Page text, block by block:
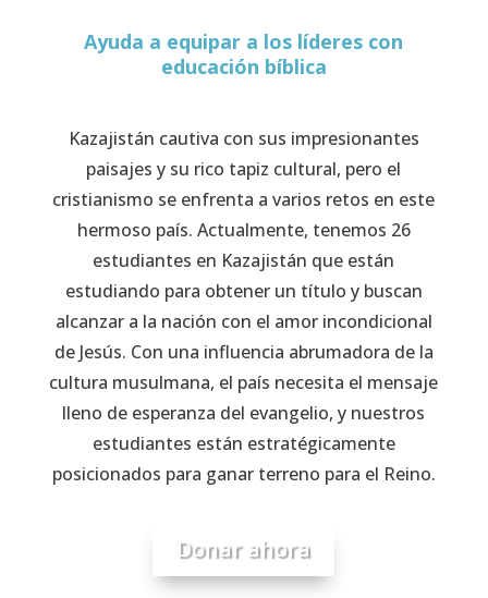
Ayuda a equipar a los líderes con
educación bíblica
Kazajistán cautiva con sus impresionantes
paisajes y su rico tapiz cultural, pero el
cristianismo se enfrenta a varios retos en este
hermoso país. Actualmente, tenemos 26
estudiantes en Kazajistán que están
estudiando para obtener un título y buscan
alcanzar a la nación con el amor incondicional
de Jesús. Con una influencia abrumadora de la
cultura musulmana, el país necesita el mensaje
lleno de esperanza del evangelio, y nuestros
estudiantes están estratégicamente
posicionados para ganar terreno para el Reino.
Donar ahora